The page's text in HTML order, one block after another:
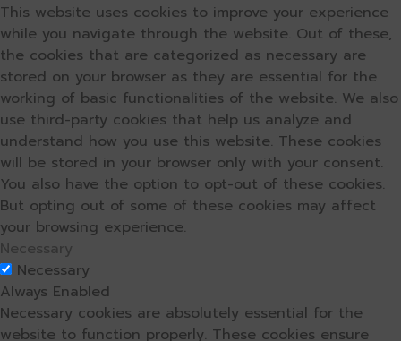
This website uses cookies to improve your experience
while you navigate through the website. Out of these,
the cookies that are categorized as necessary are
stored on your browser as they are essential for the
working of basic functionalities of the website. We also
use third-party cookies that help us analyze and
understand how you use this website. These cookies
will be stored in your browser only with your consent.
You also have the option to opt-out of these cookies.
But opting out of some of these cookies may affect
your browsing experience.
Necessary
Necessary
Always Enabled
Necessary cookies are absolutely essential for the
website to function properly. These cookies ensure